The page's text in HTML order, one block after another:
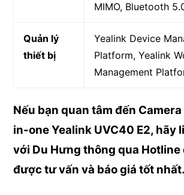
MIMO, Bluetooth
Quản lý
thiết bị
Yealink Device
Platform, Yealink
Management
Nếu bạn quan tâm đến
in-one Yealink UVC40 E2, hãy
với Du Hưng thông qua
đượctư vấn và báo giá tốt nhất.